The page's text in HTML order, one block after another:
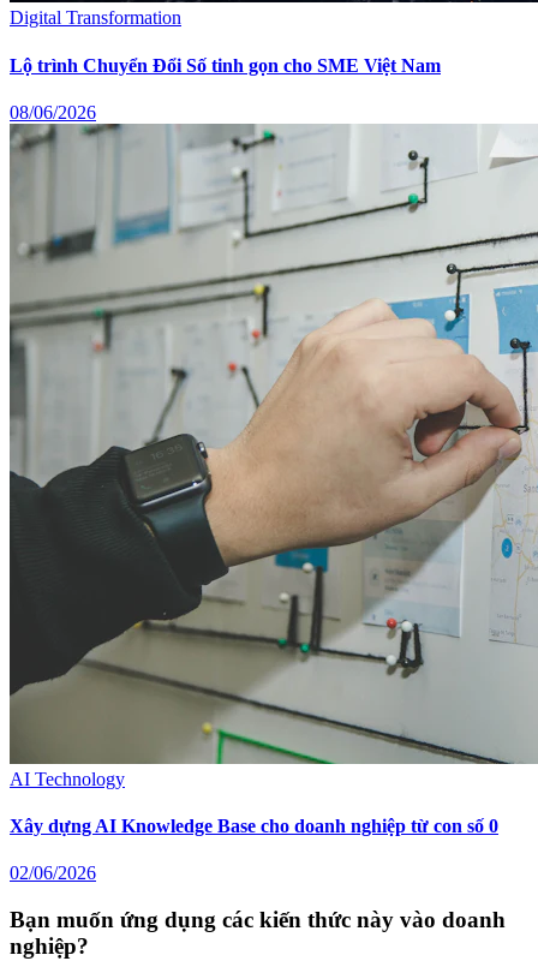
Digital Transformation
Lộ trình Chuyển Đổi Số tinh gọn cho SME Việt Nam
08/06/2026
AI Technology
Xây dựng AI Knowledge Base cho doanh nghiệp từ con số 0
02/06/2026
Bạn muốn ứng dụng các kiến thức này vào doanh
nghiệp?